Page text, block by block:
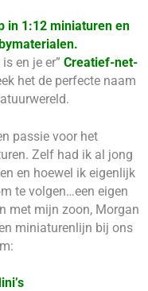
in 1:12 miniaturen en
.
en je er” Creatief-net-
het de perfecte naam
passie voor het
Zelf had ik al jong
en hoewel ik eigenlijk
te volgen…een eigen
met mijn zoon, Morgan
miniaturenlijn bij ons